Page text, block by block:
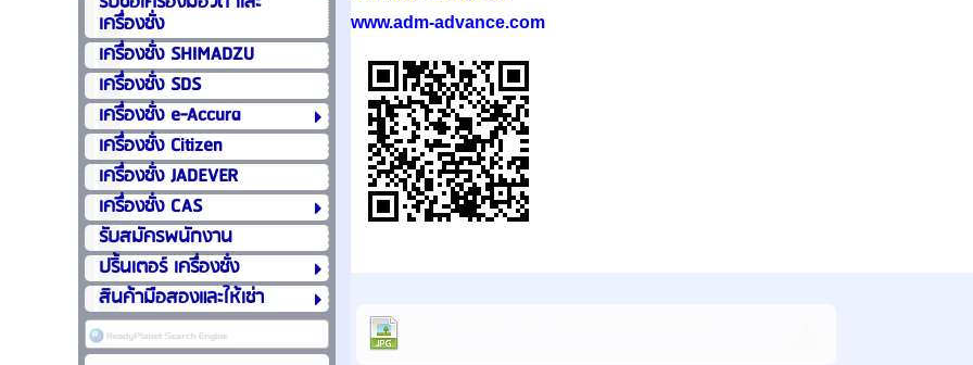
เครื่องชั่ง
เครื่องชั่ง SHIMADZU
เครื่องชั่ง SDS
เครื่องชั่ง e-Accura
เครื่องชั่ง Citizen
เครื่องชั่ง JADEVER
เครื่องชั่ง CAS
รับสมัครพนักงาน
ปริ้นเตอร์ เครื่องชั่ง
สินค้ามือสองและให้เช่า
www.adm-advance.com